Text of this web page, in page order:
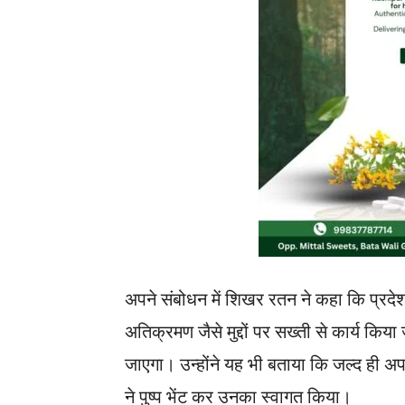
अपने संबोधन में शिखर रतन ने कहा कि
अतिक्रमण जैसे मुद्दों पर सख्ती से कार्य
जाएगा। उन्होंने यह भी बताया कि जल्द ही
ने पुष्प भेंट कर उनका स्वागत किया।